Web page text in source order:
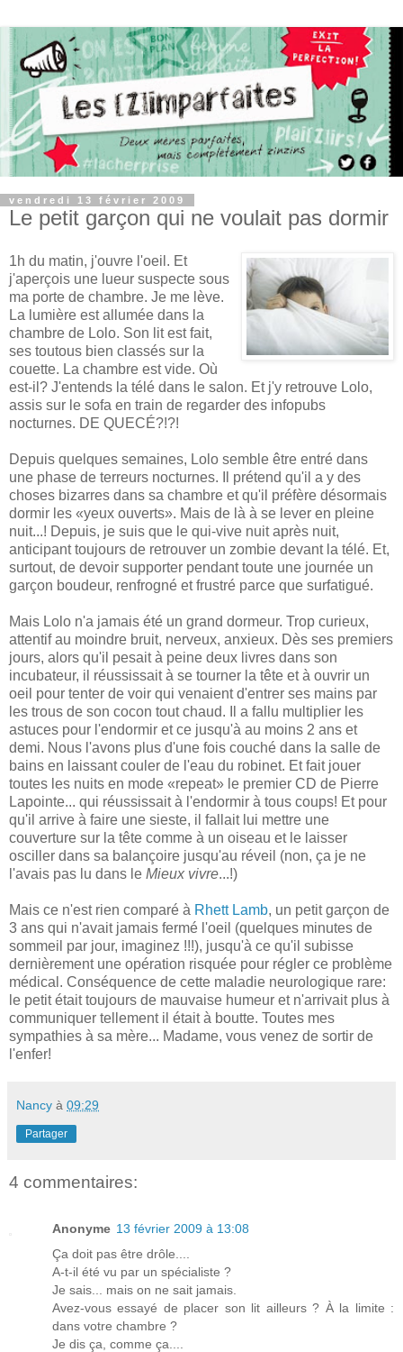
vendredi 13 février 2009
Le petit garçon qui ne voulait pas dormir
1h du matin, j'ouvre l'oeil. Et
j'aperçois une lueur suspecte sous
ma porte de chambre. Je me lève.
La lumière est allumée dans la
chambre de Lolo. Son lit est fait,
ses toutous bien classés sur la
couette. La chambre est vide. Où
est-il? J'entends la télé dans le salon. Et j'y retrouve Lolo,
assis sur le sofa en train de regarder des infopubs
nocturnes. DE QUECÉ?!?!
Depuis quelques semaines, Lolo semble être entré dans
une phase de terreurs nocturnes. Il prétend qu'il a y des
choses bizarres dans sa chambre et qu'il préfère désormais
dormir les «yeux ouverts». Mais de là à se lever en pleine
nuit...! Depuis, je suis que le qui-vive nuit après nuit,
anticipant toujours de retrouver un zombie devant la télé. Et,
surtout, de devoir supporter pendant toute une journée un
garçon boudeur, renfrogné et frustré parce que surfatigué.
Mais Lolo n'a jamais été un grand dormeur. Trop curieux,
attentif au moindre bruit, nerveux, anxieux. Dès ses premiers
jours, alors qu'il pesait à peine deux livres dans son
incubateur, il réussissait à se tourner la tête et à ouvrir un
oeil pour tenter de voir qui venaient d'entrer ses mains par
les trous de son cocon tout chaud. Il a fallu multiplier les
astuces pour l'endormir et ce jusqu'à au moins 2 ans et
demi. Nous l'avons plus d'une fois couché dans la salle de
bains en laissant couler de l'eau du robinet. Et fait jouer
toutes les nuits en mode «repeat» le premier CD de Pierre
Lapointe... qui réussissait à l'endormir à tous coups! Et pour
qu'il arrive à faire une sieste, il fallait lui mettre une
couverture sur la tête comme à un oiseau et le laisser
osciller dans sa balançoire jusqu'au réveil (non, ça je ne
l'avais pas lu dans le Mieux vivre...!)
Mais ce n'est rien comparé à Rhett Lamb, un petit garçon de
3 ans qui n'avait jamais fermé l'oeil (quelques minutes de
sommeil par jour, imaginez !!!), jusqu'à ce qu'il subisse
dernièrement une opération risquée pour régler ce problème
médical. Conséquence de cette maladie neurologique rare:
le petit était toujours de mauvaise humeur et n'arrivait plus à
communiquer tellement il était à boutte. Toutes mes
sympathies à sa mère... Madame, vous venez de sortir de
l'enfer!
Nancy à 09:29
Partager
4 commentaires:
Anonyme 13 février 2009 à 13:08
Ça doit pas être drôle....
A-t-il été vu par un spécialiste ?
Je sais... mais on ne sait jamais.
Avez-vous essayé de placer son lit ailleurs ? À la limite :
dans votre chambre ?
Je dis ça, comme ça....